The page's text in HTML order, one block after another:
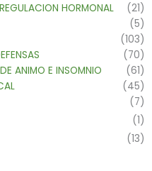
HORMONAL
(21)
(5)
(103)
(70)
ANIMO E INSOMNIO
(61)
(45)
(7)
(1)
(13)